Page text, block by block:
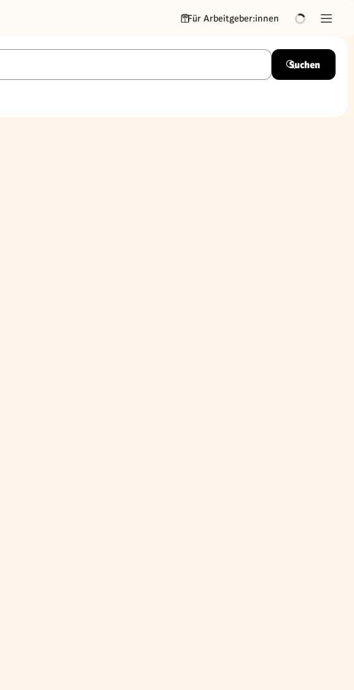
Für Arbeitgeber:innen
Suchen